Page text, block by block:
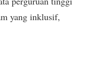
yang inklusif,